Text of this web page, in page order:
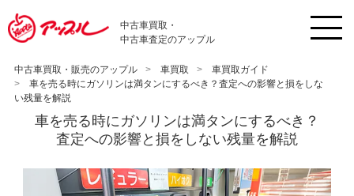
中古車買取・
中古車査定のアップル
中古車買取・販売のアップル 車買取
車買取ガイド
車を売る時にガソリンは満タンにするべき？査定への影響と損をしな
い残量を解説
車を売る時にガソリンは満タンにするべき？
査定への影響と損をしない残量を解説